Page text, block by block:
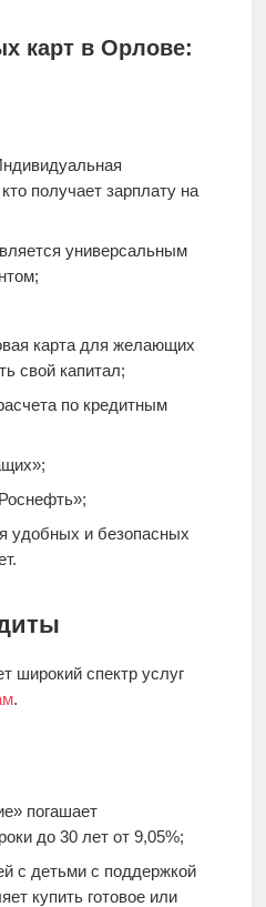
карт в Орлове:
получает зарплату на
универсальным
картадля желающих
свой капитал;
по кредитным
удобных и безопасных
широкий спектр услуг
.
погашает
до 30 лет от 9,05%;
с детьми с поддержкой
купить готовое или